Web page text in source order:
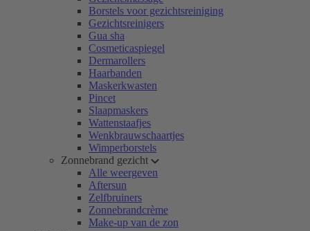
Borstels voor gezichtsreiniging
Gezichtsreinigers
Gua sha
Cosmeticaspiegel
Dermarollers
Haarbanden
Maskerkwasten
Pincet
Slaapmaskers
Wattenstaafjes
Wenkbrauwschaartjes
Wimperborstels
Zonnebrand gezicht
Alle weergeven
Aftersun
Zelfbruiners
Zonnebrandcrème
Make-up van de zon